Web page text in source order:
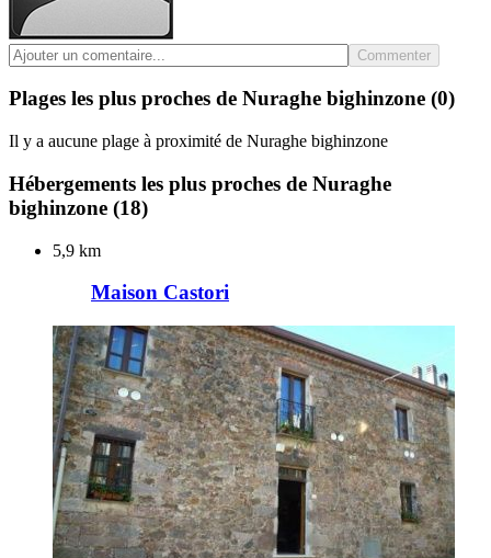
Commenter
Plages les plus proches de Nuraghe bighinzone (0)
Il y a aucune plage à proximité de Nuraghe bighinzone
Hébergements les plus proches de Nuraghe
bighinzone (18)
5,9 km
Maison Castori